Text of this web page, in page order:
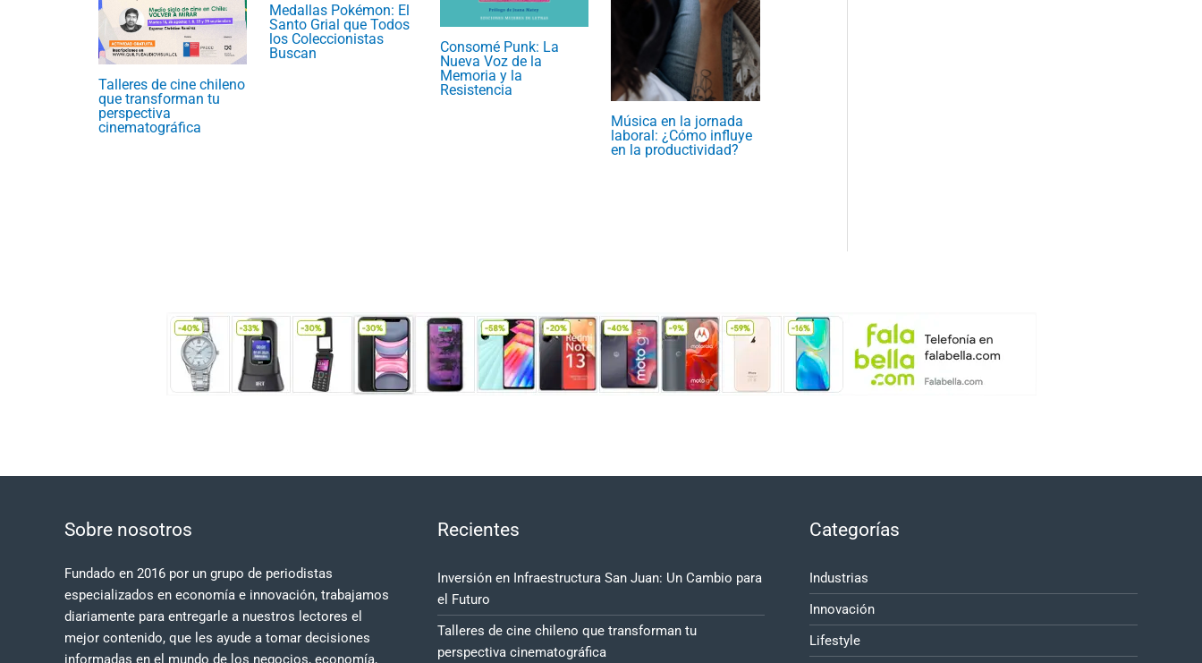
Talleres de cine chileno
que transforman tu
perspectiva
cinematográfica
Medallas Pokémon: El
Santo Grial que Todos
los Coleccionistas
Buscan
Consomé Punk: La
Nueva Voz de la
Memoria y la
Resistencia
Música en la jornada
laboral: ¿Cómo influye
en la productividad?
Sobre nosotros
Fundado en 2016 por un grupo de periodistas
especializados en economía e innovación, trabajamos
diariamente para entregarle a nuestros lectores el
mejor contenido, que les ayude a tomar decisiones
informadas en el mundo de los negocios, economía,
Recientes
Inversión en Infraestructura San Juan: Un Cambio para
el Futuro
Talleres de cine chileno que transforman tu
perspectiva cinematográfica
Categorías
Industrias
Innovación
Lifestyle